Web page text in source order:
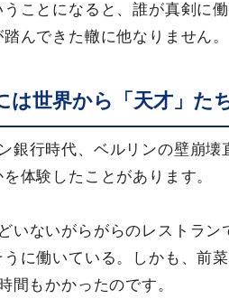
ことになると、誰が真剣に
んできた轍に他なりません。
は世界から「天才」た
銀行時代、ベルリンの壁崩
体験したことがあります。
いないがらがらのレストラ
うに働いている。しかも、前
間もかかったのです。